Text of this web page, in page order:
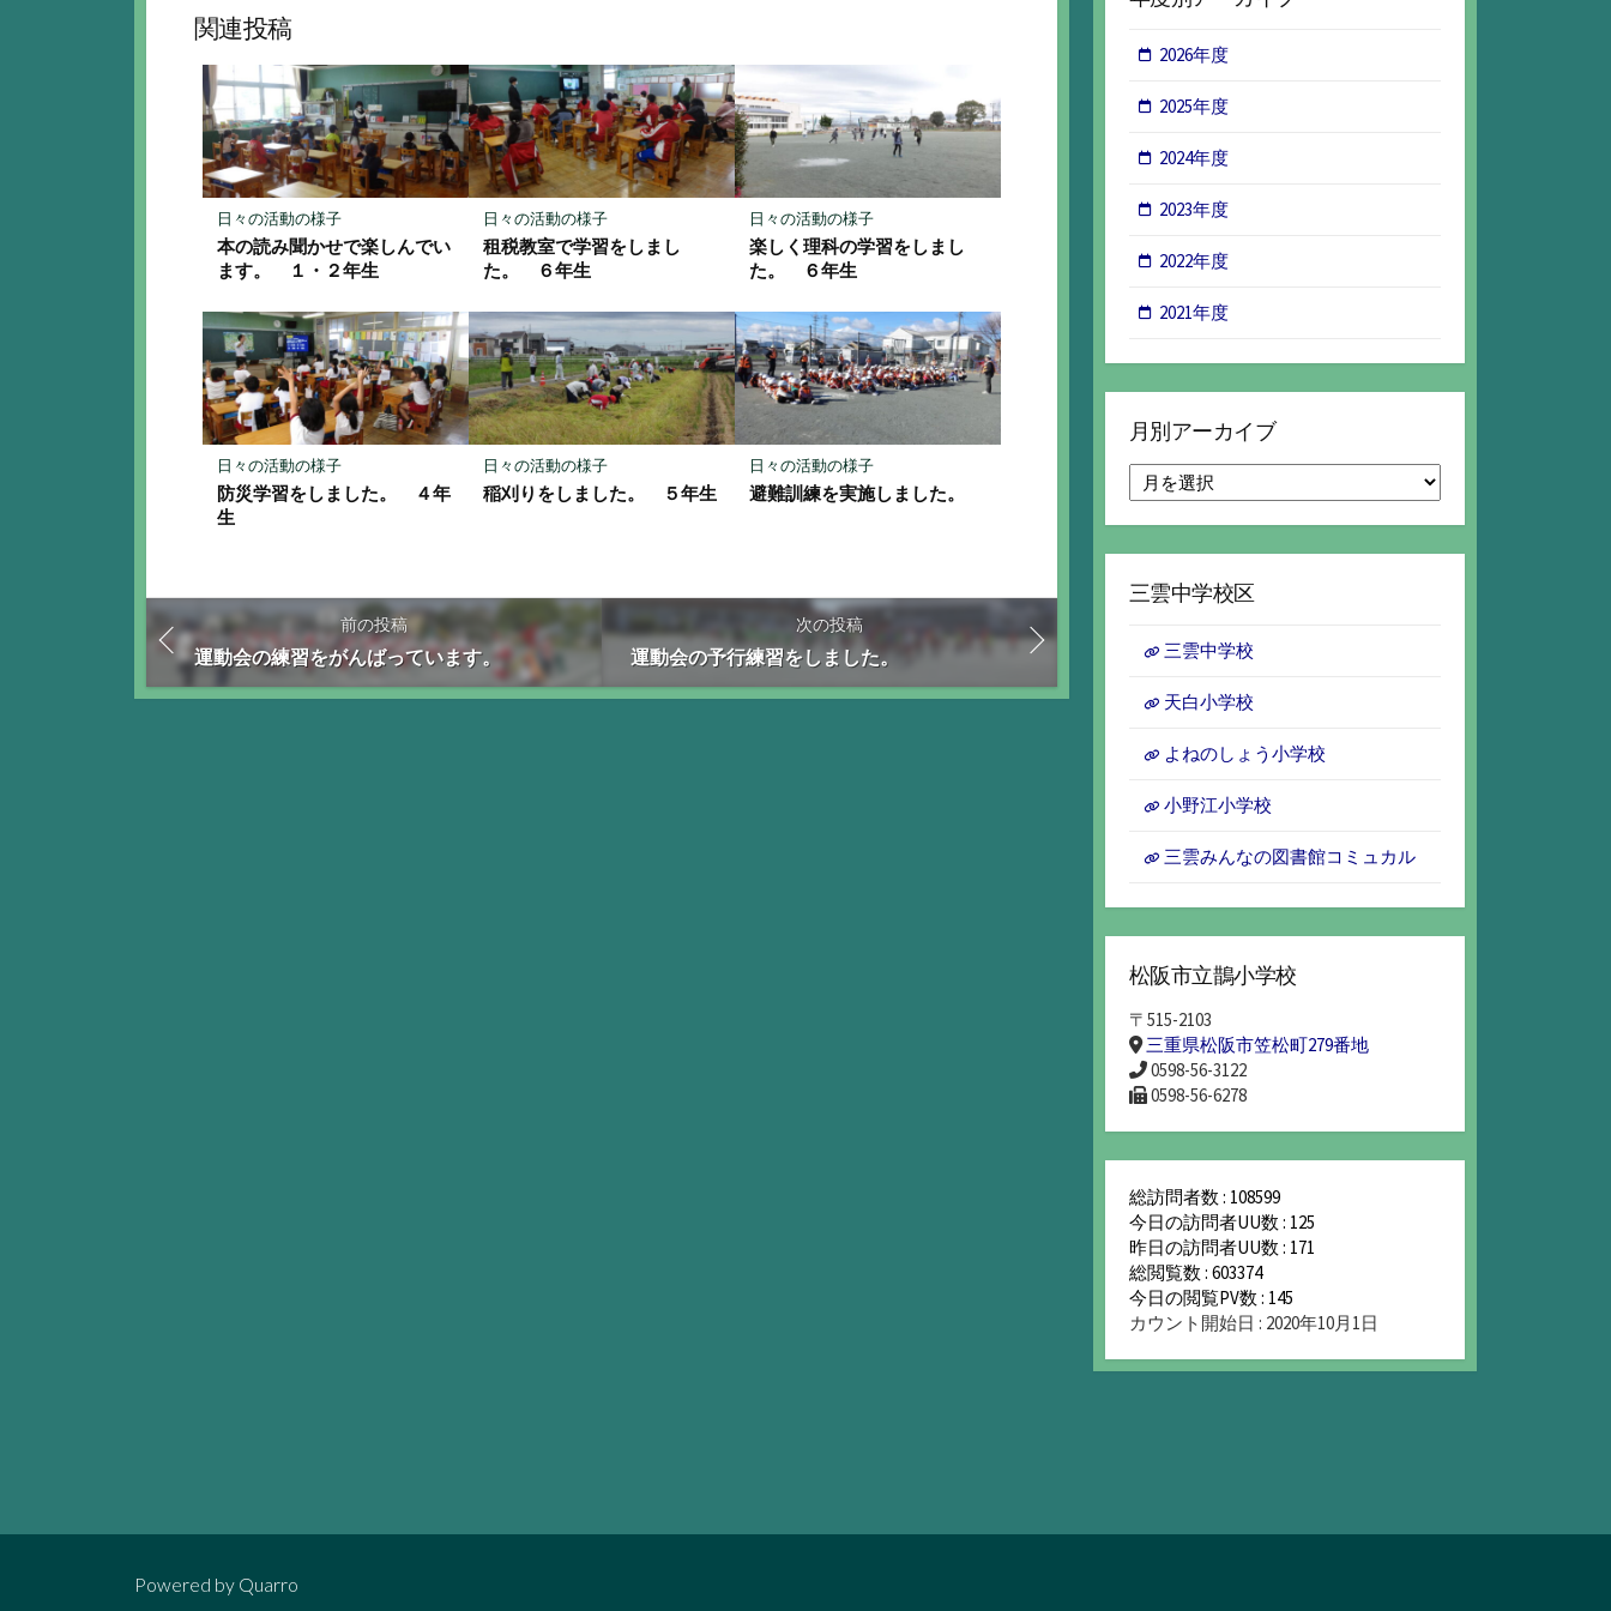
ア
マ
ー
ク
に
保
関連投稿
日々の活動の様子
本の読み聞かせで楽しんでい
ます。 １・２年生
日々の活動の様子
租税教室で学習をしまし
た。 ６年生
日々の活動の様子
楽しく理科の学習をしまし
た。 ６年生
日々の活動の様子
防災学習をしました。 ４年
生
日々の活動の様子
稲刈りをしました。 ５年生
日々の活動の様子
避難訓練を実施しました。
前の投稿
運動会の練習をがんばっています。
次の投稿
運動会の予行練習をしました。
2026年度
2025年度
2024年度
2023年度
2022年度
2021年度
月別アーカイブ
別
ア
ー
イ
三雲中学校区
三雲中学校
天白小学校
よねのしょう小学校
小野江小学校
三雲みんなの図書館コミュカル
松阪市立鵲小学校
〒515-2103
三重県松阪市笠松町279番地
0598-56-3122
0598-56-6278
総訪問者数 : 108599
今日の訪問者UU数 : 125
昨日の訪問者UU数 : 171
総閲覧数 : 603374
今日の閲覧PV数 : 145
カウント開始日 : 2020年10月1日
Powered by Quarro